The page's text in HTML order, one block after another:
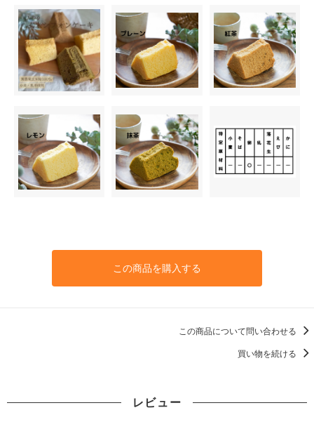
この商品を購入する
この商品について問い合わせる
買い物を続ける
レビュー